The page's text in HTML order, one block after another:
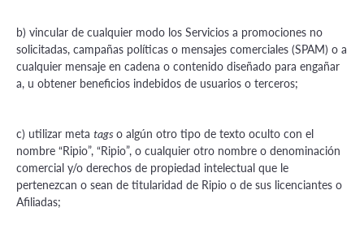
b) vincular de cualquier modo los Servicios a promociones no
solicitadas, campañas políticas o mensajes comerciales (SPAM) o a
cualquier mensaje en cadena o contenido diseñado para engañar
a, u obtener beneficios indebidos de usuarios o terceros;
c) utilizar meta tags o algún otro tipo de texto oculto con el
nombre “Ripio”, “Ripio”, o cualquier otro nombre o denominación
comercial y/o derechos de propiedad intelectual que le
pertenezcan o sean de titularidad de Ripio o de sus licenciantes o
Afiliadas;